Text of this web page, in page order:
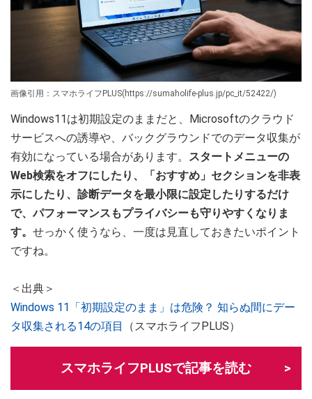
画像引用：スマホライフPLUS(https://sumaholife-plus.jp/pc_it/52422/)
Windows11は初期設定のままだと、Microsoftのクラウド
サービスへの誘導や、バックグラウンドでのデータ収集が
有効になっている場合があります。 スタートメニューの
Web検索をオフにしたり、「おすすめ」セクションを非表
示にしたり、診断データを最小限に設定したりするだけ
で、パフォーマンスもプライバシーも守りやすくなりま
す。 せっかく使うなら、一度は見直しておきたいポイント
ですね。
＜出典＞
Windows 11「初期設定のまま」は危険？ 知らぬ間にデー
タ収集される14の項目
（スマホライフPLUS）
スマホライフPLUSで記事を読む